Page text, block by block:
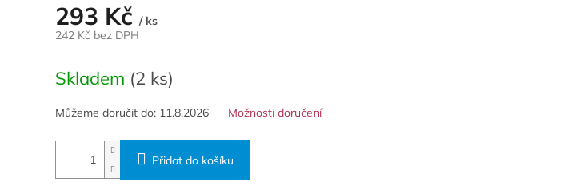
293 Kč / ks
242 Kč bez DPH
cena:
Skladem (2 ks)
Můžeme doručit do: 11.8.2026 Možnosti doručení
Přidat do košíku